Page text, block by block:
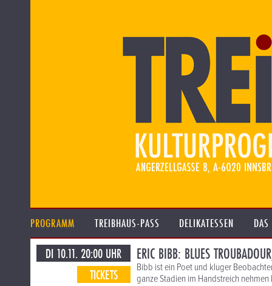
PROGRAMM TREIBHAUS-PASS DELIKATESSEN
DI 10.11. 20:00 UHR
TICKETS
ERIC BIBB: BLUES
Bibb ist ein Poet und kluger
ganze Stadien im Handstreich